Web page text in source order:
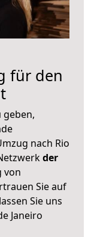
für den
geben,
nach Rio
der
von
Sie auf
Sie uns
Janeiro